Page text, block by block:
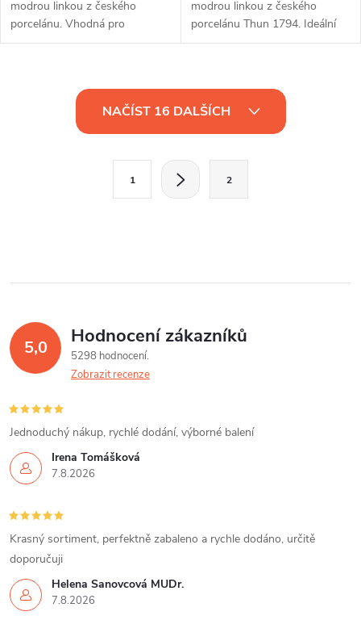
modrou linkou z českého
porcelánu. Vhodná pro
servírování hlavních chodů,
modrou linkou z českého
porcelánu Thun 1794. Ideální
pro servírování pečiva,
í
p
v
k
y
v
ý
p
NAČÍST 16 DALŠÍCH
k
v
á
n
1 2
5,0 Hodnocení zákazníků
5298 hodnocení
Zobrazit recenze
Irena Tomášková
7.8.2026
Jednoduchý nákup, rychlé dodání, výborné balení
Helena Šanovcová MUDr.
7.8.2026
Krasný sortiment, perfektně zabaleno a rychle dodáno, určitě
doporučuji